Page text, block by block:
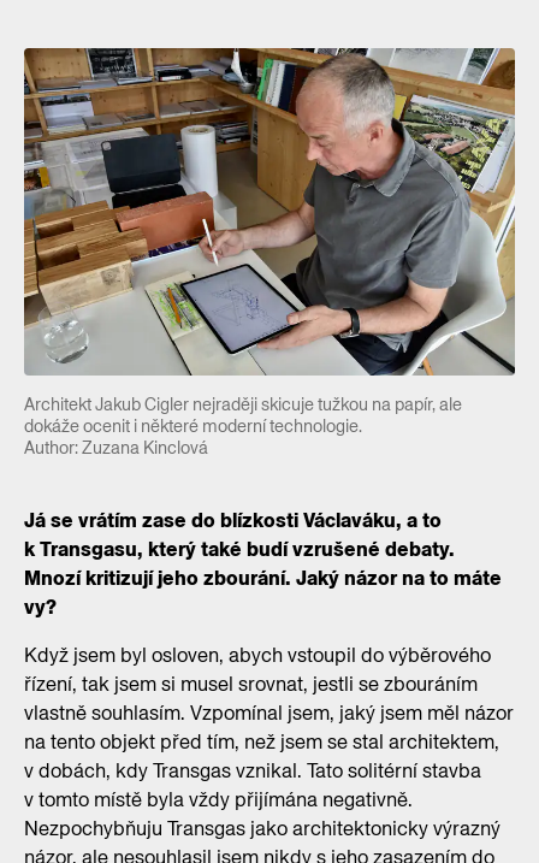
Architekt Jakub Cigler nejraději skicuje tužkou na papír, ale
dokáže ocenit i některé moderní technologie.
Author: Zuzana Kinclová
Já se vrátím zase do blízkosti Václaváku, a to
k Transgasu, který také budí vzrušené debaty.
Mnozí kritizují jeho zbourání. Jaký názor na to máte
vy?
Když jsem byl osloven, abych vstoupil do výběrového
řízení, tak jsem si musel srovnat, jestli se zbouráním
vlastně souhlasím. Vzpomínal jsem, jaký jsem měl názor
na tento objekt před tím, než jsem se stal architektem,
v dobách, kdy Transgas vznikal. Tato solitérní stavba
v tomto místě byla vždy přijímána negativně.
Nezpochybňuju Transgas jako architektonicky výrazný